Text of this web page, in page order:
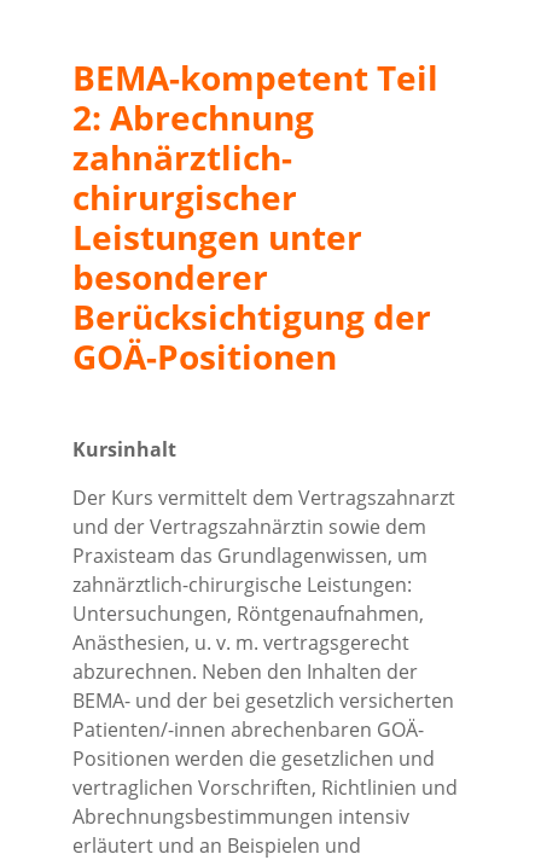
BEMA-kompetent Teil
2: Abrechnung
zahnärztlich-
chirurgischer
Leistungen unter
besonderer
Berücksichtigung der
GOÄ-Positionen
Kursinhalt
Der Kurs vermittelt dem Vertragszahnarzt
und der Vertragszahnärztin sowie dem
Praxisteam das Grundlagenwissen, um
zahnärztlich-chirurgische Leistungen:
Untersuchungen, Röntgenaufnahmen,
Anästhesien, u. v. m. vertragsgerecht
abzurechnen. Neben den Inhalten der
BEMA- und der bei gesetzlich versicherten
Patienten/-innen abrechenbaren GOÄ-
Positionen werden die gesetzlichen und
vertraglichen Vorschriften, Richtlinien und
Abrechnungsbestimmungen intensiv
erläutert und an Beispielen und